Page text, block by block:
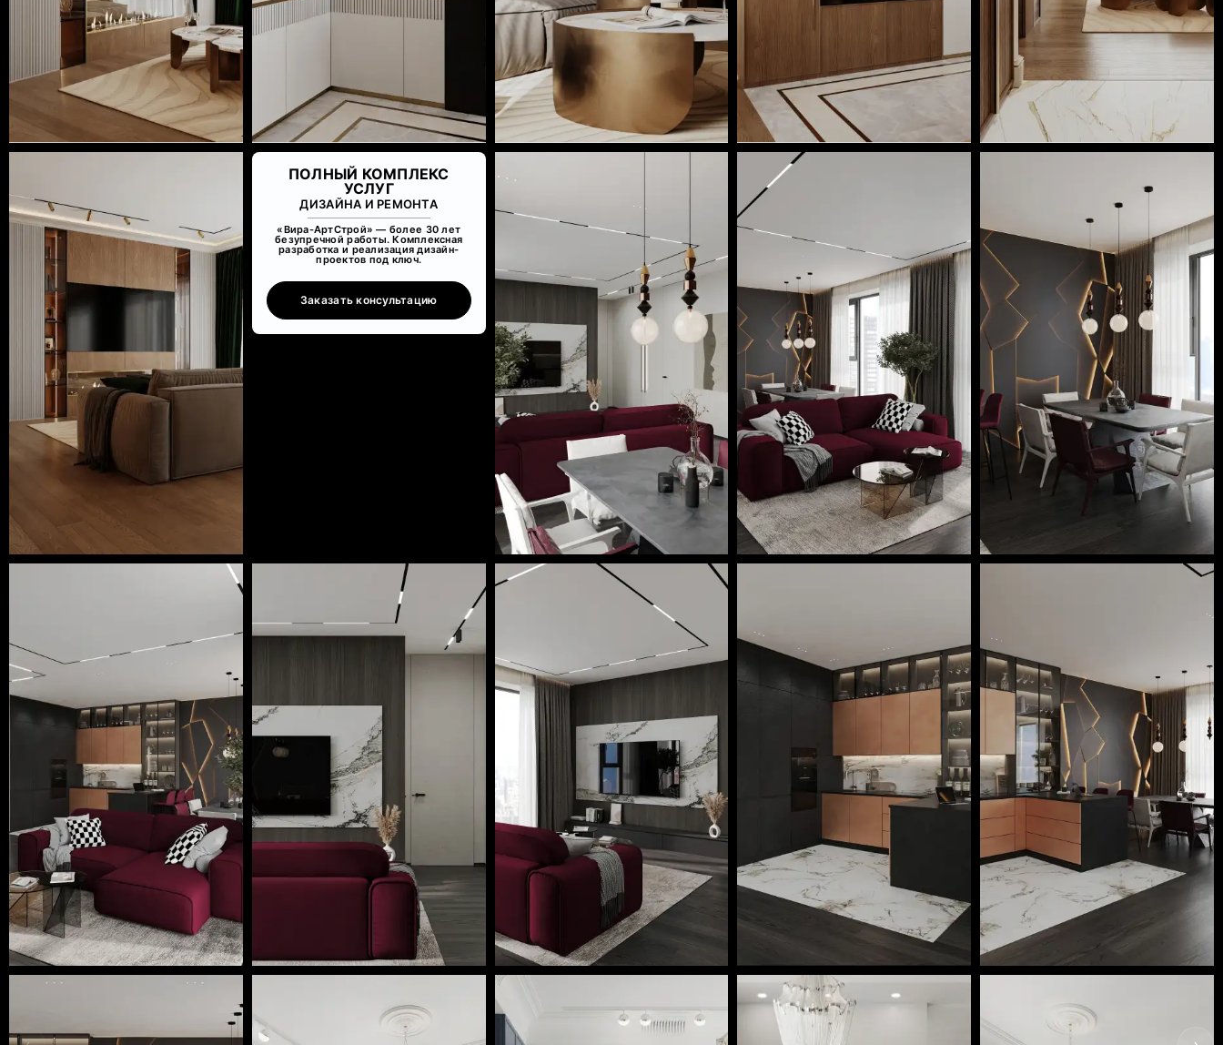
ПОЛНЫЙ КОМПЛЕКС
УСЛУГ
ДИЗАЙНА И РЕМОНТА
«Вира-АртСтрой» — более 30 лет
безупречной работы. Комплексная
разработка и реализация дизайн-
проектов под ключ.
Заказать консультацию